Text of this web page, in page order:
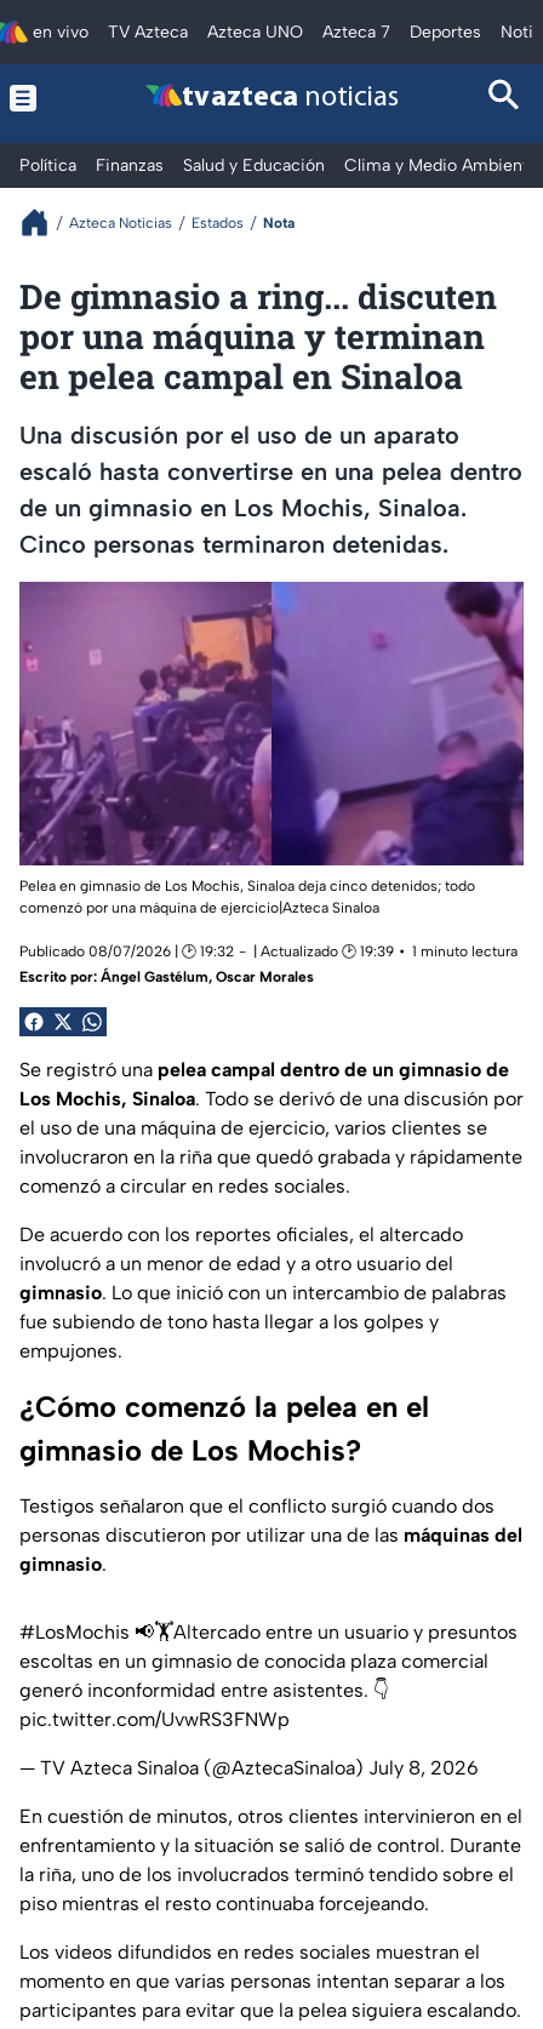
en vivo TV Azteca Azteca UNO Azteca 7 Deportes
tv azteca noticias
Política Finanzas Salud y Educación Clima y Medio Ambiente
Azteca Noticias Estados Nota
De gimnasio a ring... discuten
por una máquina y terminan
en pelea campal en Sinaloa
Una discusión por el uso de un aparato
escaló hasta convertirse en una pelea dentro
de un gimnasio en Los Mochis, Sinaloa.
Cinco personas terminaron detenidas.
Pelea en gimnasio de Los Mochis, Sinaloa deja cinco detenidos; todo
comenzó por una máquina de ejercicio|Azteca Sinaloa
Publicado 08/07/2026 | 🕑 19:32 | Actualizado 🕑 19:39
1 minuto lectura
Escrito por: Ángel Gastélum, Oscar Morales
Se registró una pelea campal dentro de un gimnasio de
Los Mochis, Sinaloa. Todo se derivó de una discusión por
el uso de una máquina de ejercicio, varios clientes se
involucraron en la riña que quedó grabada y rápidamente
comenzó a circular en redes sociales.
De acuerdo con los reportes oficiales, el altercado
involucró a un menor de edad y a otro usuario del
gimnasio. Lo que inició con un intercambio de palabras
fue subiendo de tono hasta llegar a los golpes y
empujones.
¿Cómo comenzó la pelea en el
gimnasio de Los Mochis?
Testigos señalaron que el conflicto surgió cuando dos
personas discutieron por utilizar una de las máquinas del
gimnasio.
#LosMochis 📢🏋️Altercado entre un usuario y presuntos
escoltas en un gimnasio de conocida plaza comercial
generó inconformidad entre asistentes. 👇
pic.twitter.com/UvwRS3FNWp
— TV Azteca Sinaloa (@AztecaSinaloa) July 8, 2026
En cuestión de minutos, otros clientes intervinieron en el
enfrentamiento y la situación se salió de control. Durante
la riña, uno de los involucrados terminó tendido sobre el
piso mientras el resto continuaba forcejeando.
Los videos difundidos en redes sociales muestran el
momento en que varias personas intentan separar a los
participantes para evitar que la pelea siguiera escalando.